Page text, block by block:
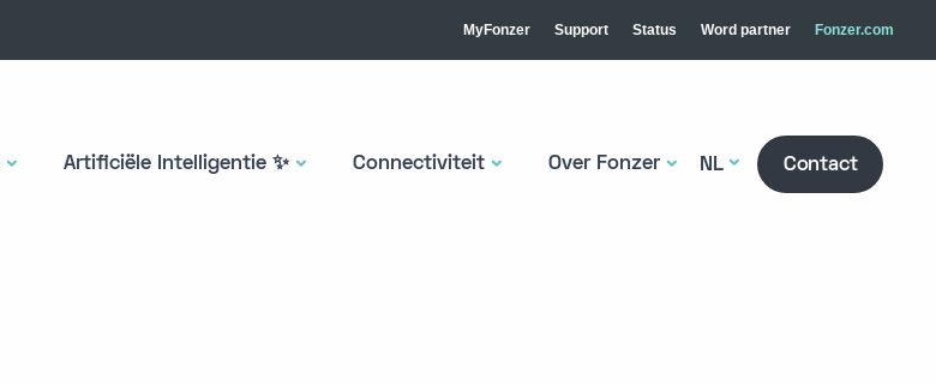
MyFonzer Support Status Word partner Fonzer.com
Artificiële Intelligentie ✨ Connectiviteit Over Fonzer NL Contact